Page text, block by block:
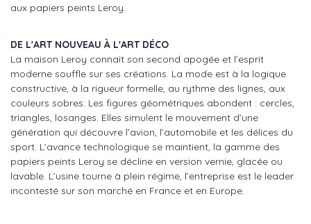
aux papiers peints Leroy.
DE L'ART NOUVEAU À L'ART DÉCO
La maison Leroy connait son second apogée et l’esprit
moderne souffle sur ses créations. La mode est à la logique
constructive, à la rigueur formelle, au rythme des lignes, aux
couleurs sobres. Les figures géométriques abondent : cercles,
triangles, losanges. Elles simulent le mouvement d’une
génération qui découvre l’avion, l’automobile et les délices du
sport. L’avance technologique se maintient, la gamme des
papiers peints Leroy se décline en version vernie, glacée ou
lavable. L’usine tourne à plein régime, l’entreprise est le leader
incontesté sur son marché en France et en Europe.